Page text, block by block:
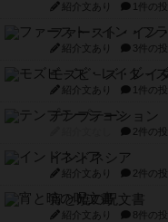
紹介文あり 1件の投
ファースト・イン
紹介文あり 3件の投
モズビ－ズ・レイ
紹介文あり 1件の投
テンプテーション
2件の投
インドネシア
紹介文あり 2件の投
宵と暁の呪文書
紹介文あり 8件の投